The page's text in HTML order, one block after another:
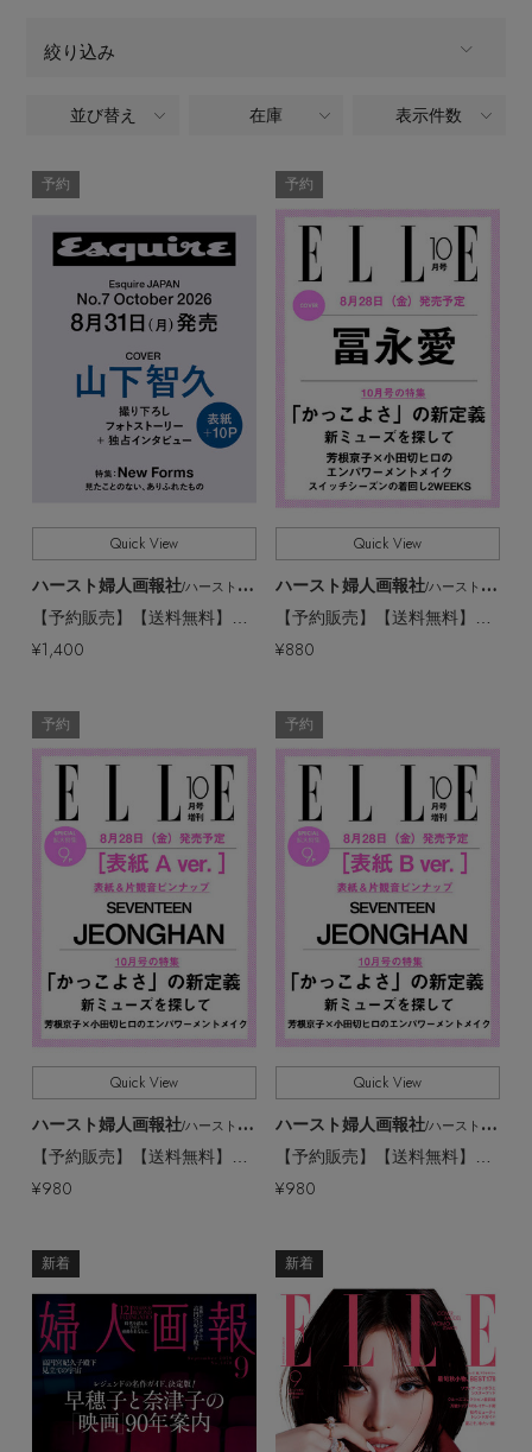
【ペプラム】トレンドシルエット
『ELLE』最新号掲載
【ジュエリー】シルバーでクールに
スカート
ジャケット
ニット
コート
レインシューズ
ブーツ
財布・小物
ボディバッグ・ウェストポーチ
クラッチバッグ
スーツケース
スマートフォンケース・タブレットケース
アイウェア
ベルト
レッグウェア
ポーチ
チャーム・ストラップ
その他(傘・ハンカチ・時計など)
すべてのアクセサリー
バングル・ブレスレット
コサージュ・ブローチ
チャーム
ランジェリー
すべてのランジェリー
ランジェリー
スポーツ
すべてのスポーツ
ウェア
シューズ
バッグ・小物
水着・スイムウェア
CONTENTS
NEW IN BRAND
BRAND NEWS
EDITOR'S CLOSET
メルマガ PICKUP
PERSONAL COLOR
エディター厳選ギフト
絞り込み
商品タイプ ALL
CATEGORY
販売状況 すべて
価格 全ての価格
並び替え 在庫 表示件数
予約
Quick View
ハースト婦人画報社/ハーストフジンガホウシャ
¥1,400
予約
Quick View
ハースト婦人画報社/ハーストフジンガホウシャ
¥880
予約
Quick View
ハースト婦人画報社/ハーストフジンガホウシャ
¥980
予約
Quick View
ハースト婦人画報社/ハーストフジンガホウシャ
¥980
新着 新着